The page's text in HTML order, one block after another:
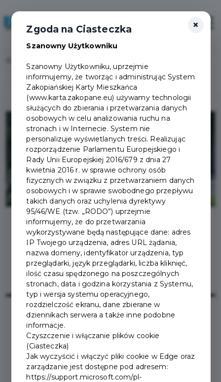
2026-01-08
KOMUNIKAT
×
Zgoda na Ciasteczka
Szanowny Użytkowniku
Szanowny Użytkowniku, uprzejmie
informujemy, że tworząc i administrując System
Zakopiańskiej Karty Mieszkańca
(www.karta.zakopane.eu) używamy technologii
służących do zbierania i przetwarzania danych
osobowych w celu analizowania ruchu na
stronach i w Internecie. System nie
personalizuje wyświetlanych treści. Realizując
rozporządzenie Parlamentu Europejskiego i
Rady Unii Europejskiej 2016/679 z dnia 27
kwietnia 2016 r. w sprawie ochrony osób
fizycznych w związku z przetwarzaniem danych
osobowych i w sprawie swobodnego przepływu
takich danych oraz uchylenia dyrektywy
95/46/WE (tzw. „RODO”) uprzejmie
informujemy, że do przetwarzania
wykorzystywane będą następujące dane: adres
IP Twojego urządzenia, adres URL żądania,
nazwa domeny, identyfikator urządzenia, typ
przeglądarki, język przeglądarki, liczba kliknięć,
ilość czasu spędzonego na poszczególnych
stronach, data i godzina korzystania z Systemu,
typ i wersja systemu operacyjnego,
rozdzielczość ekranu, dane zbierane w
dziennikach serwera a także inne podobne
informacje.
Czyszczenie i włączanie plików cookie
(Ciasteczka)
Jak wyczyścić i włączyć pliki cookie w Edge oraz
zarządzanie jest dostępne pod adresem:
https://support.microsoft.com/pl-